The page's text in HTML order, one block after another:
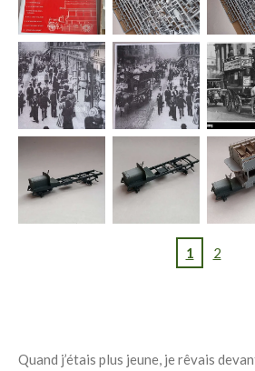
1 2
Quand j’étais plus jeune, je rêvais